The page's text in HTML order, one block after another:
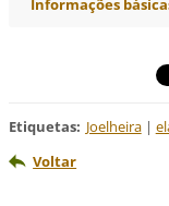
Informações
Etiquetas: Joelheira |
Voltar